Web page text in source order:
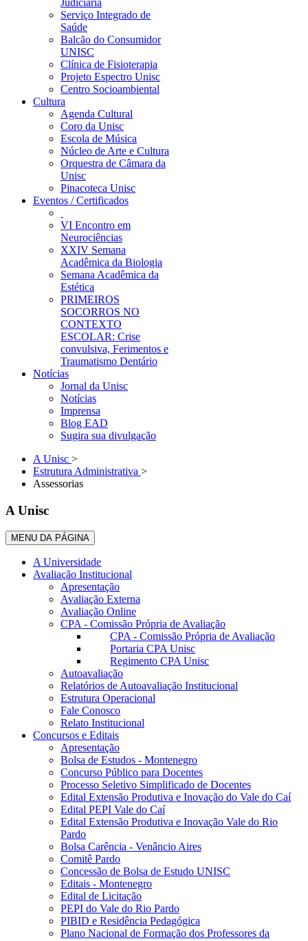
Judiciária
Serviço Integrado de
Saúde
Balcão do Consumidor
UNISC
Clínica de Fisioterapia
Projeto Espectro Unisc
Centro Socioambiental
Cultura
Agenda Cultural
Coro da Unisc
Escola de Música
Núcleo de Arte e Cultura
Orquestra de Câmara da
Unisc
Pinacoteca Unisc
Eventos / Certificados
VI Encontro em
Neurociências
XXIV Semana
Acadêmica da Biologia
Semana Acadêmica da
Estética
PRIMEIROS
SOCORROS NO
CONTEXTO
ESCOLAR: Crise
convulsiva, Ferimentos e
Traumatismo Dentário
Notícias
Jornal da Unisc
Notícias
Imprensa
Blog EAD
Sugira sua divulgação
A Unisc >
Estrutura Administrativa >
Assessorias
A Unisc
MENU DA PÁGINA
A Universidade
Avaliação Institucional
Apresentação
Avaliação Externa
Avaliação Online
CPA - Comissão Própria de Avaliação
CPA - Comissão Própria de Avaliação
Portaria CPA Unisc
Regimento CPA Unisc
Autoavaliação
Relatórios de Autoavaliação Institucional
Estrutura Operacional
Fale Conosco
Relato Institucional
Concursos e Editais
Apresentação
Bolsa de Estudos - Montenegro
Concurso Público para Docentes
Processo Seletivo Simplificado de Docentes
Edital Extensão Produtiva e Inovação do Vale do Caí
Edital PEPI Vale do Caí
Edital Extensão Produtiva e Inovação Vale do Rio
Pardo
Bolsa Carência - Venâncio Aires
Comitê Pardo
Concessão de Bolsa de Estudo UNISC
Editais - Montenegro
Edital de Licitação
PEPI do Vale do Rio Pardo
PIBID e Residência Pedagógica
Plano Nacional de Formação dos Professores da